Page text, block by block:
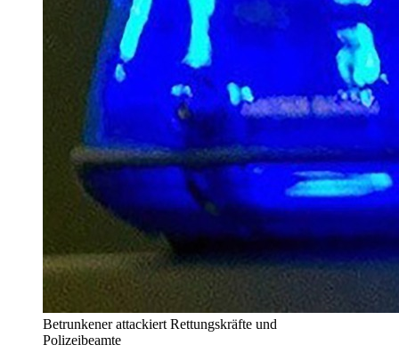
Betrunkener attackiert Rettungskräfte und
Polizeibeamte